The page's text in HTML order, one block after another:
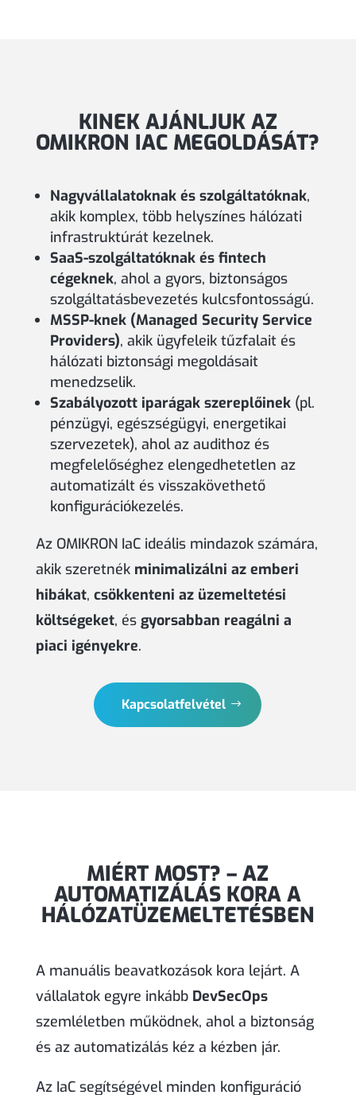
KINEK AJÁNLJUK AZ
OMIKRON IAC MEGOLDÁSÁT?
Nagyvállalatoknak és szolgáltatóknak,
akik komplex, több helyszínes hálózati
infrastruktúrát kezelnek.
SaaS-szolgáltatóknak és fintech
cégeknek, ahol a gyors, biztonságos
szolgáltatásbevezetés kulcsfontosságú.
MSSP-knek (Managed Security Service
Providers), akik ügyfeleik tűzfalait és
hálózati biztonsági megoldásait
menedzselik.
Szabályozott iparágak szereplőinek(pl.
pénzügyi, egészségügyi, energetikai
szervezetek), ahol az audithoz és
megfelelőséghez elengedhetetlen az
automatizált és visszakövethető
konfigurációkezelés.
Az OMIKRON IaC ideális mindazok számára,
akik szeretnék minimalizálni az emberi
hibákat, csökkenteni az üzemeltetési
költségeket, és gyorsabban reagálni a
piaci igényekre.
Kapcsolatfelvétel
MIÉRT MOST? – AZ
AUTOMATIZÁLÁS KORA A
HÁLÓZATÜZEMELTETÉSBEN
A manuális beavatkozások kora lejárt. A
vállalatok egyre inkább DevSecOps
szemléletben működnek, ahol a biztonság
és az automatizálás kéz a kézben jár.
Az IaC segítségével minden konfiguráció